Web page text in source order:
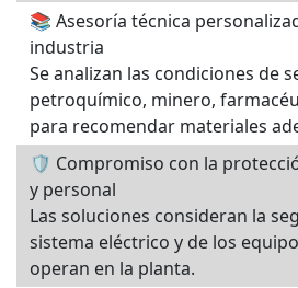
📚 Asesoría técnica
industria
Se analizan las condiciones de
petroquímico, minero,
para recomendar materiales
🛡 Compromiso con la
y personal
Las soluciones consideran la
sistema eléctrico y de los
operan en la planta.